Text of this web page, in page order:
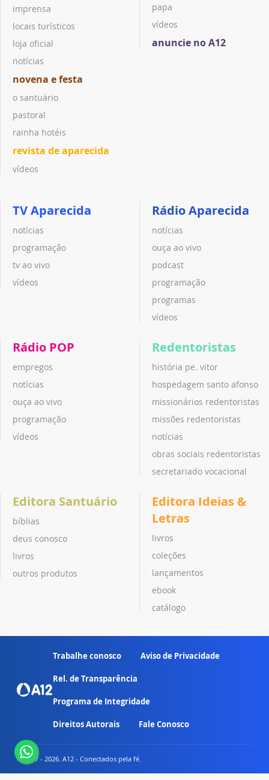
imprensa
locais turísticos
loja oficial
notícias
novena e festa
o santuário
pastoral
rainha hotéis
revista de aparecida
vídeos
papa
vídeos
anuncie no A12
TV Aparecida
notícias
programação
tv ao vivo
vídeos
Rádio Aparecida
notícias
ouça ao vivo
podcast
programação
programas
vídeos
Rádio POP
empregos
notícias
ouça ao vivo
programação
vídeos
Redentoristas
história pe. vitor
hospedagem santo afonso
missionários redentoristas
missões redentoristas
notícias
obras sociais redentoristas
secretariado vocacional
Editora Santuário
bíblias
deus conosco
livros
outros produtos
Editora Ideias &
Letras
livros
coleções
lançamentos
ebook
catálogo
Trabalhe conosco Aviso de Privacidade
Rel. de Transparência
Programa de Integridade
Direitos Autorais Fale Conosco
© 2007 - 2026. A12 - Conectados pela fé.